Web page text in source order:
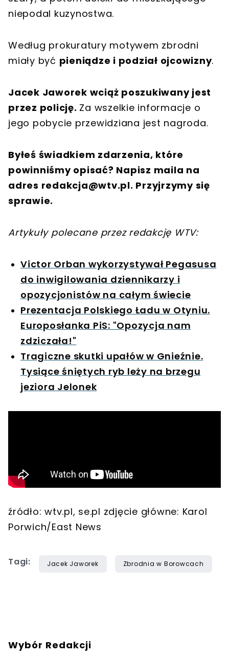
niepodal kuzynostwa.
Według prokuratury motywem zbrodni
miały być pieniądze i podział ojcowizny.
Jacek Jaworek wciąż poszukiwany jest
przez policję. Za wszelkie informacje o
jego pobycie przewidziana jest nagroda.
Byłeś świadkiem zdarzenia, które
powinniśmy opisać? Napisz maila na
adres redakcja@wtv.pl. Przyjrzymy się
sprawie.
Artykuły polecane przez redakcję WTV:
Victor Orban wykorzystywał Pegasusa
do inwigilowania dziennikarzy i
opozycjonistów na całym świecie
Prezentacja Polskiego Ładu w Otyniu.
Europosłanka PiS: "Opozycja nam
zdziczała!"
Tragiczne skutki upałów w Gnieźnie.
Tysiące śniętych ryb leży na brzegu
jeziora Jelonek
źródło: wtv.pl, se.pl zdjęcie główne: Karol
Porwich/East News
Tagi: Jacek Jaworek Zbrodnia w Borowcach
Wybór Redakcji